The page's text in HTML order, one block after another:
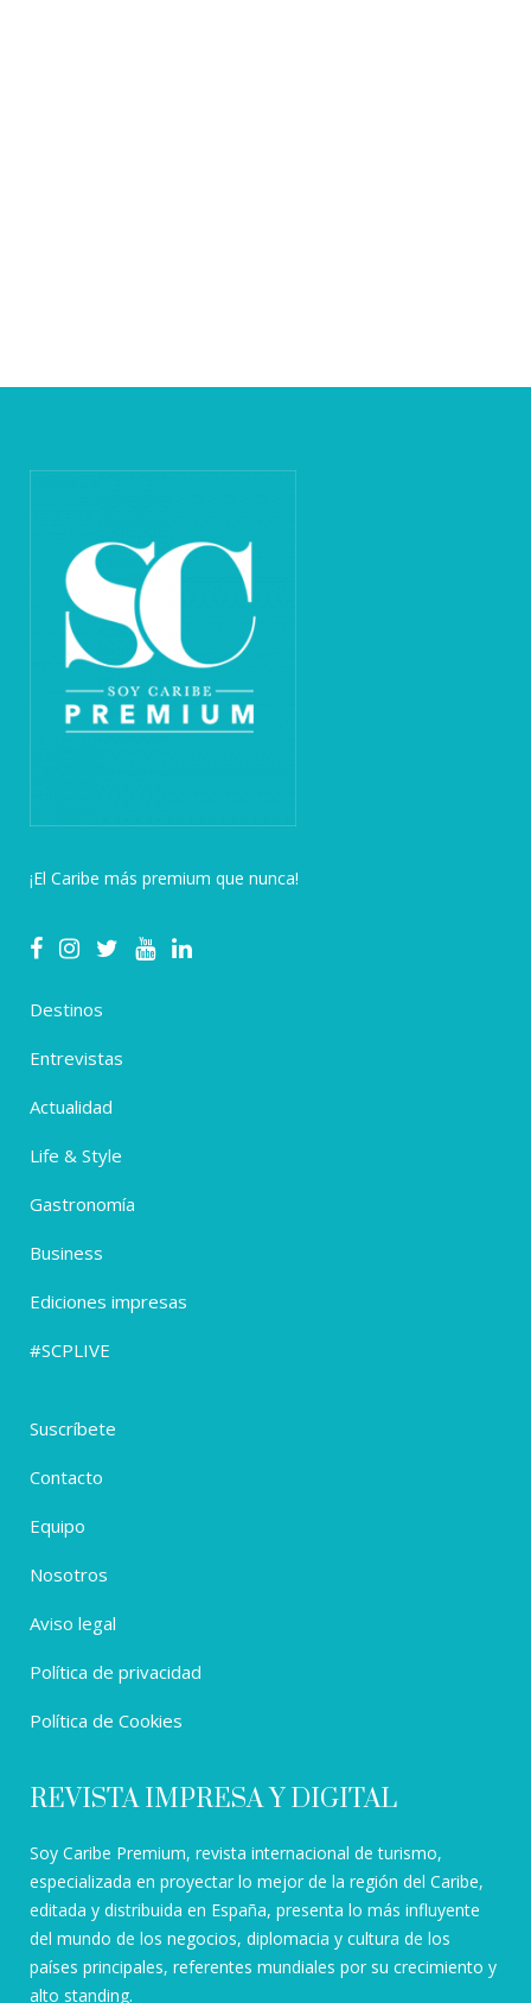
¡El Caribe más premium que nunca!
Destinos
Entrevistas
Actualidad
Life & Style
Gastronomía
Business
Ediciones impresas
#SCPLIVE
Suscríbete
Contacto
Equipo
Nosotros
Aviso legal
Política de privacidad
Política de Cookies
REVISTA IMPRESA Y DIGITAL
Soy Caribe Premium, revista internacional de turismo,
especializada en proyectar lo mejor de la región del Caribe,
editada y distribuida en España, presenta lo más influyente
del mundo de los negocios, diplomacia y cultura de los
países principales, referentes mundiales por su crecimiento y
alto standing.